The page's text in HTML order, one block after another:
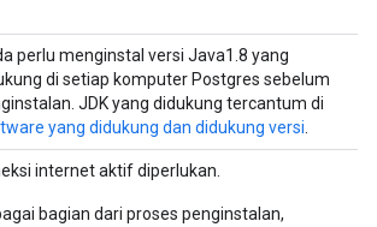
perlu menginstal versi Java1.8 yang
di setiap komputer Postgres sebelum
JDK yang didukung tercantum di
yang didukung dan didukung versi
internet aktif diperlukan.
bagian dari proses penginstalan,